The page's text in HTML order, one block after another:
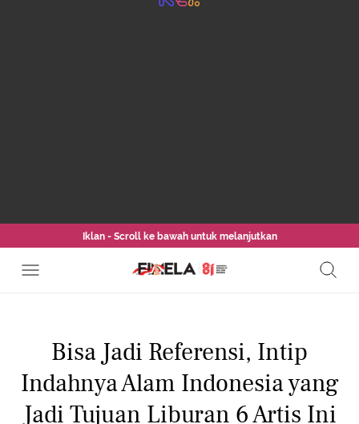
Iklan - Scroll ke bawah untuk melanjutkan
Bisa Jadi Referensi, Intip
Indahnya Alam Indonesia yang
Jadi Tujuan Liburan 6 Artis Ini